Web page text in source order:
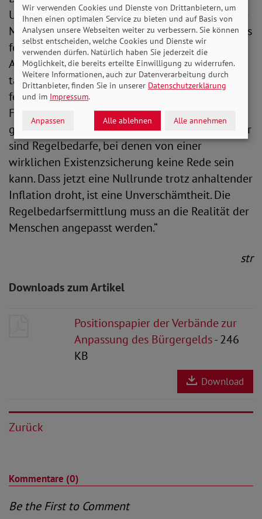
Ungerechtigkeit, die SoVD-Vorstandsvorsitzende
Michaela Engelmeier stellt anlässlich des Aufrufs
fest: „Für viele Menschen in Deutschland gehört
Armut zu ihrem Alltag. Das erleben wir
tagtäglich in unseren Beratungsstellen. Vielen
fehlt schlicht das Geld für das Bahnticket, um
Familie und Freunde zu besuchen oder um
gesunde Lebensmittel zu kaufen. Ein Grund dafür
sind Regelbedarfe, bei denen von einer
wirklichen Existenzsicherung keine Rede sein
kann. Dass jetzt eine Nullrunde trotz anhaltender
Inflation droht, ist eine Unverschämtheit. Die
Regelbedarfsermittlung muss an die Realität der
Menschen angepasst werden.“
str
Downloads zum Artikel
Positionspapier der Verbände zur
Anpassung des Bürgergelds- 246
KB
Download
Zurück
Kommentare (0)
Be the First to Comment
Wir verwenden Cookies und Dienste von Drittanbietern, um
Ihnen einen optimalen Service zu bieten und auf Basis von
Analysen unsere Webseiten weiter zu verbessern. Sie können
selbst entscheiden, welche Cookies und Dienste wir
verwenden dürfen. Natürlich haben Sie jederzeit die
Möglichkeit, die bereits erteilte Einwilligung zu widerrufen.
Weitere Informationen, auch zur Datenverarbeitung durch
Drittanbieter, finden Sie in unserer Datenschutzerklärung
und im Impressum.
Anpassen Alle ablehnen Alle annehmen